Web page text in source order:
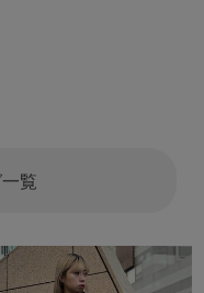
覧